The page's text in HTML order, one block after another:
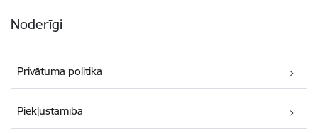
Noderīgi
Privātuma politika
Piekļūstamība